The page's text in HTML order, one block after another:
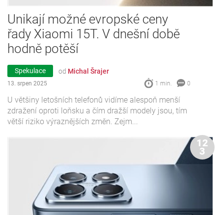
Unikají možné evropské ceny
řady Xiaomi 15T. V dnešní době
hodně potěší
Spekulace od Michal Šrajer
13. srpen 2025 1 min. 0
U většiny letošních telefonů vidíme alespoň menší
zdražení oproti loňsku a čím dražší modely jsou, tím
větší riziko výraznějších změn. Zejm...
12
3